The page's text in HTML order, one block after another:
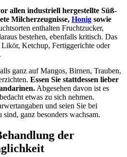
allen industriell hergestellte Süß-
Milcherzeugnisse, Honig sowie
enthalten Fruchtzucker,
bestehen, ebenfalls kritisch. Das
Ketchup, Fertiggerichte oder
ganz auf Mangos, Birnen, Trauben,
Essen Sie stattdessen lieber
Abgesehen davon ist es
etwas zu sich nehmen.
und seien Sie bei
ganz besonders wachsam.
der